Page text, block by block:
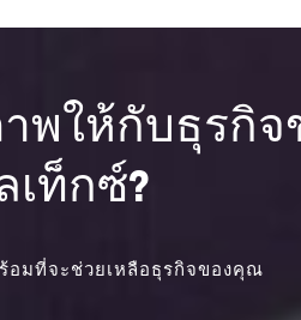
พให้กับธุรกิ
เท็กซ์?
อมที่จะช่วยเหลือธุรกิจของคุณ